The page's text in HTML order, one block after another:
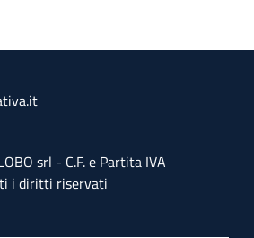
srl - C.F. e Partita IVA
i diritti riservati